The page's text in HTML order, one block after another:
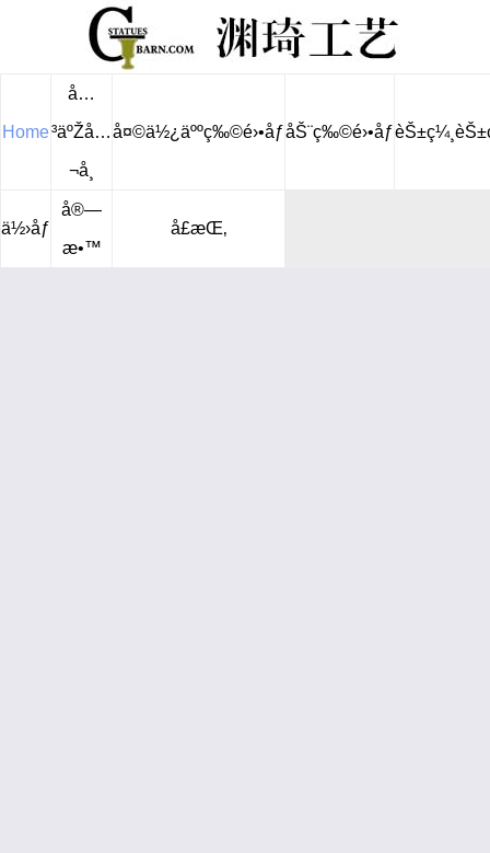
Home
å…
³äºŽå…
¬å¸
å¤©ä½¿äººç‰©é›•åƒåŠ¨ç‰©é›•åƒ
ä½›åƒ
å®—
æ•™
å£æŒ‚